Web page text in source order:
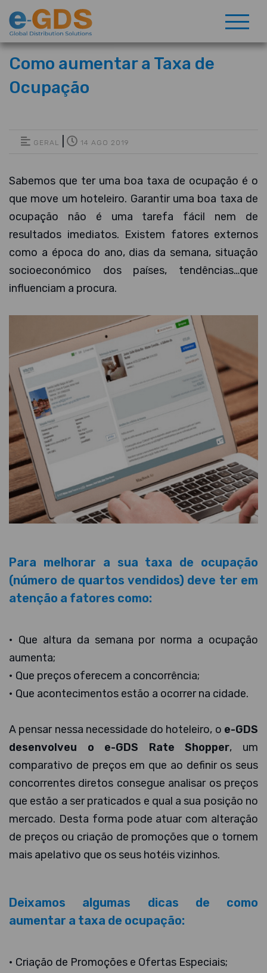
Como aumentar a Taxa de
Ocupação
GERAL 14 AGO 2019
Sabemos que ter uma boa taxa de ocupação é o
que move um hoteleiro. Garantir uma boa taxa de
ocupação não é uma tarefa fácil nem de
resultados imediatos. Existem fatores externos
como a época do ano, dias da semana, situação
socioeconómico dos países, tendências…que
influenciam a procura.
Para melhorar a sua taxa de ocupação
(número de quartos vendidos) deve ter em
atenção a fatores como:
• Que altura da semana por norma a ocupação
aumenta;
• Que preços oferecem a concorrência;
• Que acontecimentos estão a ocorrer na cidade.
A pensar nessa necessidade do hoteleiro, o e-GDS
desenvolveu o e-GDS Rate Shopper, um
comparativo de preços em que ao definir os seus
concorrentes diretos consegue analisar os preços
que estão a ser praticados e qual a sua posição no
mercado. Desta forma pode atuar com alteração
de preços ou criação de promoções que o tornem
mais apelativo que os seus hotéis vizinhos.
Deixamos algumas dicas de como
aumentar a taxa de ocupação:
• Criação de Promoções e Ofertas Especiais;